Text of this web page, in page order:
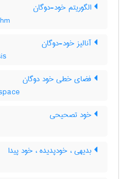
الگوریتم خود-دوگان
آنالیز خود-دوگان
فضای خطی خود دوگان
خود تصحیحی
بدیهی ، خودپدیده ، خود پیدا